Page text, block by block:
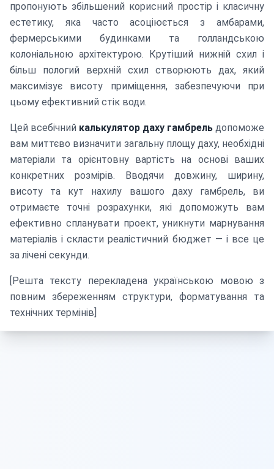
пропонують збільшений корисний простір і класичну
естетику, яка часто асоціюється з амбарами,
фермерськими будинками та голландською
колоніальною архітектурою. Крутіший нижній схил і
більш пологий верхній схил створюють дах, який
максимізує висоту приміщення, забезпечуючи при
цьому ефективний стік води.
Цей всебічний калькулятор даху гамбрель допоможе
вам миттєво визначити загальну площу даху, необхідні
матеріали та орієнтовну вартість на основі ваших
конкретних розмірів. Вводячи довжину, ширину,
висоту та кут нахилу вашого даху гамбрель, ви
отримаєте точні розрахунки, які допоможуть вам
ефективно спланувати проект, уникнути марнування
матеріалів і скласти реалістичний бюджет — і все це
за лічені секунди.
[Решта тексту перекладена українською мовою з
повним збереженням структури, форматування та
технічних термінів]